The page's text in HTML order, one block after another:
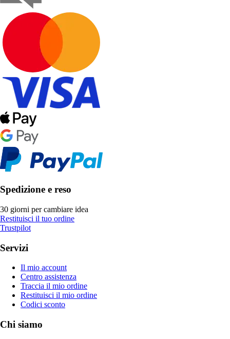
Spedizione e reso
30 giorni per cambiare idea
Restituisci il tuo ordine
Trustpilot
Servizi
Il mio account
Centro assistenza
Traccia il mio ordine
Restituisci il mio ordine
Codici sconto
Chi siamo